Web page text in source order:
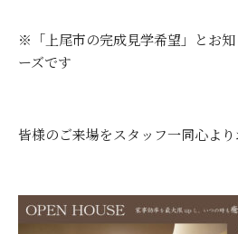
※「上尾市の完成見学希望」とお
ーズです
皆様のご来場をスタッフ一同心より